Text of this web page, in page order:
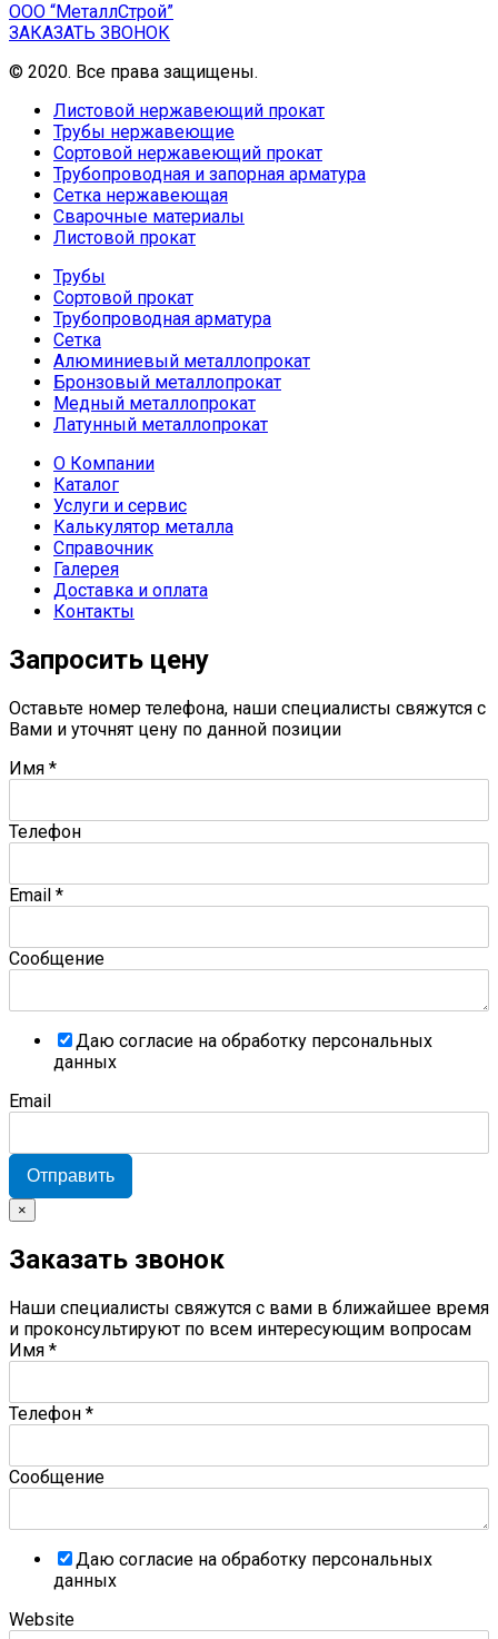
ООО “МеталлСтрой”
ЗАКАЗАТЬ ЗВОНОК
© 2020. Все права защищены.
Листовой нержавеющий прокат
Трубы нержавеющие
Сортовой нержавеющий прокат
Трубопроводная и запорная арматура
Сетка нержавеющая
Сварочные материалы
Листовой прокат
Трубы
Сортовой прокат
Трубопроводная арматура
Сетка
Алюминиевый металлопрокат
Бронзовый металлопрокат
Медный металлопрокат
Латунный металлопрокат
О Компании
Каталог
Услуги и сервис
Калькулятор металла
Справочник
Галерея
Доставка и оплата
Контакты
Запросить цену
Оставьте номер телефона, наши специалисты свяжутся с
Вами и уточнят цену по данной позиции
Имя *
Телефон
Email *
Сообщение
Даю согласие на обработку персональных
данных
Email
Отправить
×
Заказать звонок
Наши специалисты свяжутся с вами в ближайшее время
и проконсультируют по всем интересующим вопросам
Имя *
Телефон *
Сообщение
Даю согласие на обработку персональных
данных
Website